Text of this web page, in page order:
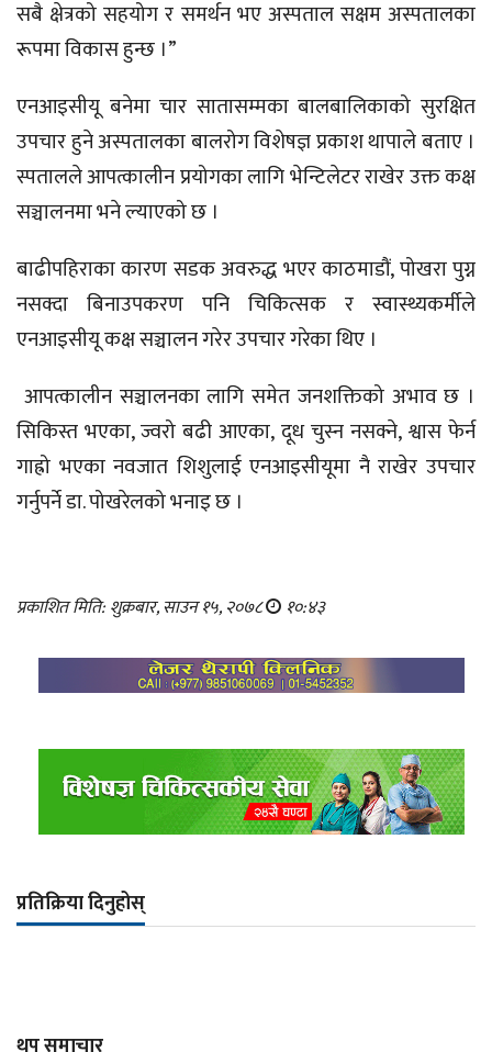
सबै क्षेत्रको सहयोग र समर्थन भए अस्पताल सक्षम अस्पतालका
रूपमा विकास हुन्छ ।”
एनआइसीयू बनेमा चार सातासम्मका बालबालिकाको सुरक्षित
उपचार हुने अस्पतालका बालरोग विशेषज्ञ प्रकाश थापाले बताए ।
स्पतालले आपत्कालीन प्रयोगका लागि भेन्टिलेटर राखेर उक्त कक्ष
सञ्चालनमा भने ल्याएको छ ।
बाढीपहिराका कारण सडक अवरुद्ध भएर काठमाडौं, पोखरा पुग्न
नसक्दा बिनाउपकरण पनि चिकित्सक र स्वास्थ्यकर्मीले
एनआइसीयू कक्ष सञ्चालन गरेर उपचार गरेका थिए ।
आपत्कालीन सञ्चालनका लागि समेत जनशक्तिको अभाव छ ।
सिकिस्त भएका, ज्वरो बढी आएका, दूध चुस्न नसक्ने, श्वास फेर्न
गाह्रो भएका नवजात शिशुलाई एनआइसीयूमा नै राखेर उपचार
गर्नुपर्ने डा. पोखरेलको भनाइ छ ।
प्रकाशित मिति: शुक्रबार, साउन १५, २०७८ १०:४३
प्रतिक्रिया दिनुहोस्